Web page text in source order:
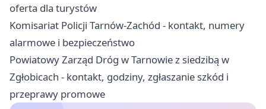
oferta dla turystów
Komisariat Policji Tarnów-Zachód - kontakt, numery
alarmowe i bezpieczeństwo
Powiatowy Zarząd Dróg w Tarnowie z siedzibą w
Zgłobicach - kontakt, godziny, zgłaszanie szkód i
przeprawy promowe